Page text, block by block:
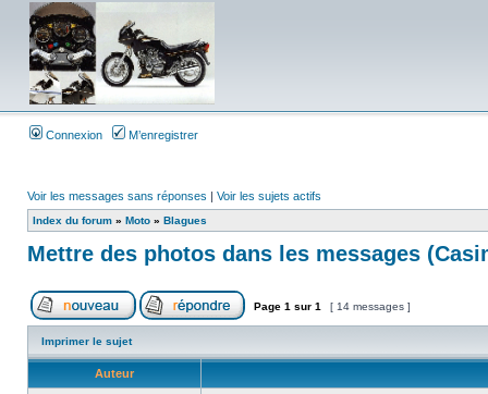
Connexion M’enregistrer
Voir les messages sans réponses | Voir les sujets actifs
Index du forum » Moto » Blagues
Mettre des photos dans les messages
Page 1 sur 1 [ 14 messages ]
Imprimer le sujet
Auteur